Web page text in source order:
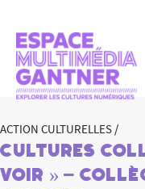
ACTION CULTURELLES /
Cultures
Voir » –